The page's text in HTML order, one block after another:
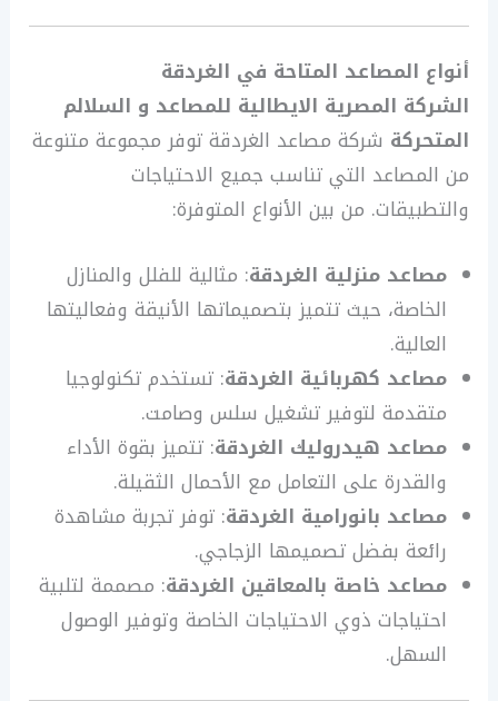
أنواع المصاعد المتاحة في الغردقة
الشركة المصرية الايطالية للمصاعد و السلالم
المتحركة شركة مصاعد الغردقة توفر مجموعة متنوعة
من المصاعد التي تناسب جميع الاحتياجات
والتطبيقات. من بين الأنواع المتوفرة:
مصاعد منزلية الغردقة: مثالية للفلل والمنازل
الخاصة، حيث تتميز بتصميماتها الأنيقة وفعاليتها
العالية.
مصاعد كهربائية الغردقة: تستخدم تكنولوجيا
متقدمة لتوفير تشغيل سلس وصامت.
مصاعد هيدروليك الغردقة: تتميز بقوة الأداء
والقدرة على التعامل مع الأحمال الثقيلة.
مصاعد بانورامية الغردقة: توفر تجربة مشاهدة
رائعة بفضل تصميمها الزجاجي.
مصاعد خاصة بالمعاقين الغردقة: مصممة لتلبية
احتياجات ذوي الاحتياجات الخاصة وتوفير الوصول
السهل.